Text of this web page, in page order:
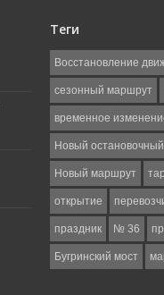
Теги
Восстановление
сезонный маршрут
временное
Новый остановочный
Новый маршрут
открытие
праздник № 36
Бугринский мост